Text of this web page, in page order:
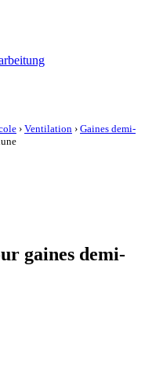
› Ventilation › Gaines demi-
gaines demi-